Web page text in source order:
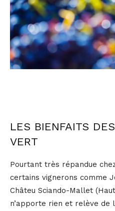
LES BIENFAITS
VERT
Pourtant très répandue
certains vignerons comme
Châteu Sciando-Mallet
n’apporte rien et relève de